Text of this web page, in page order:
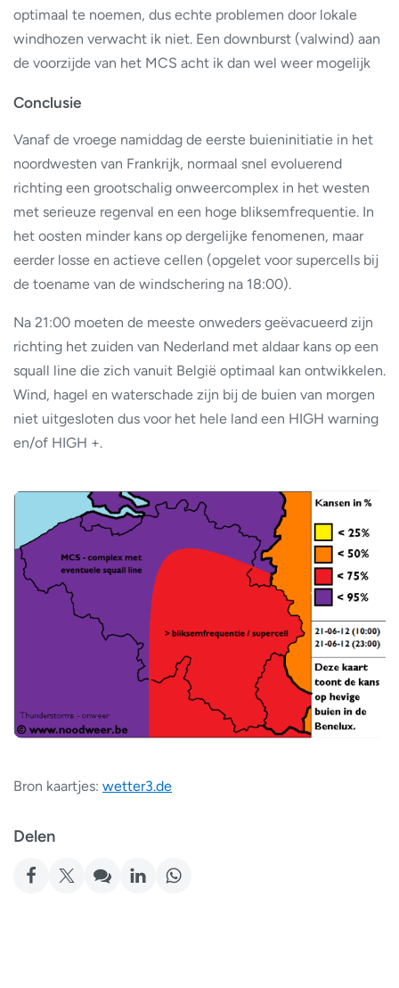
optimaal te noemen, dus echte problemen door lokale
windhozen verwacht ik niet. Een downburst (valwind) aan
de voorzijde van het MCS acht ik dan wel weer mogelijk
Conclusie
Vanaf de vroege namiddag de eerste buieninitiatie in het
noordwesten van Frankrijk, normaal snel evoluerend
richting een grootschalig onweercomplex in het westen
met serieuze regenval en een hoge bliksemfrequentie. In
het oosten minder kans op dergelijke fenomenen, maar
eerder losse en actieve cellen (opgelet voor supercells bij
de toename van de windschering na 18:00).
Na 21:00 moeten de meeste onweders geëvacueerd zijn
richting het zuiden van Nederland met aldaar kans op een
squall line die zich vanuit België optimaal kan ontwikkelen.
Wind, hagel en waterschade zijn bij de buien van morgen
niet uitgesloten dus voor het hele land een HIGH warning
en/of HIGH +.
Bron kaartjes: wetter3.de
Delen